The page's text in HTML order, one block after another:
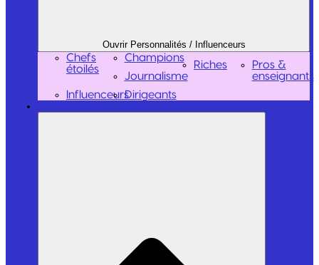
Ouvrir Personnalités / Influenceurs
Chefs
étoilés
Champions
Journalisme
InfluenceursDirigeants
Riches
Pros &
enseignants